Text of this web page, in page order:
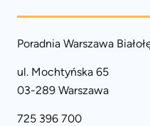
Poradnia Warszawa
ul. Mochtyńska 65
03-289 Warszawa
725 396 700